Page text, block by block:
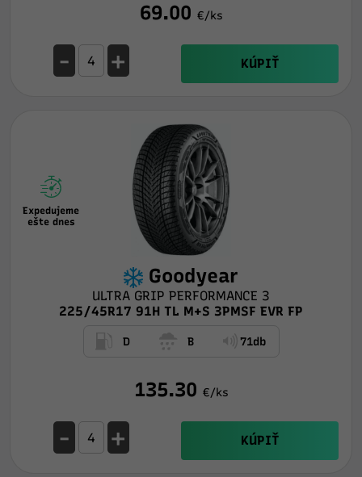
69.00 €/ks
- + KÚPIŤ
Expedujeme
ešte dnes
Goodyear
ULTRA GRIP PERFORMANCE 3
225/45R17 91H TL M+S 3PMSF EVR FP
D B 71db
135.30 €/ks
- + KÚPIŤ